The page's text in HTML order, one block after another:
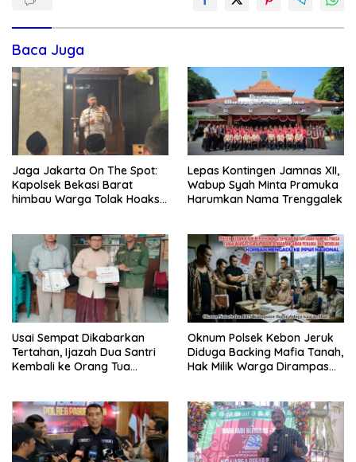
Baca Juga
Jaga Jakarta On The Spot:
Kapolsek Bekasi Barat
himbau Warga Tolak Hoaks
Lepas Kontingen Jamnas XII,
Wabup Syah Minta Pramuka
Harumkan Nama Trenggalek
Usai Sempat Dikabarkan
Tertahan, Ijazah Dua Santri
Kembali ke Orang Tua
Oknum Polsek Kebon Jeruk
Diduga Backing Mafia Tanah,
Hak Milik Warga Dirampas